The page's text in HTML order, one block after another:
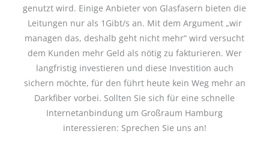
genutzt wird. Einige Anbieter von Glasfasern bieten die
Leitungen nur als 1Gibt/s an. Mit dem Argument „wir
managen das, deshalb geht nicht mehr“ wird versucht
dem Kunden mehr Geld als nötig zu fakturieren. Wer
langfristig investieren und diese Investition auch
sichern möchte, für den führt heute kein Weg mehr an
Darkfiber vorbei. Sollten Sie sich für eine schnelle
Internetanbindung um Großraum Hamburg
interessieren: Sprechen Sie uns an!